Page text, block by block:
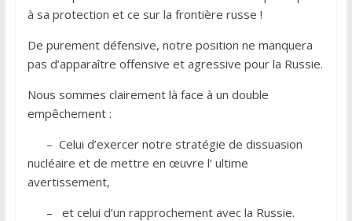
à sa protection et ce sur la frontière russe !
De purement défensive, notre position ne manquera
pas d’apparaître offensive et agressive pour la Russie.
Nous sommes clairement là face à un double
empêchement :
– Celui d’exercer notre stratégie de dissuasion
nucléaire et de mettre en œuvre l’ ultime
avertissement,
– et celui d’un rapprochement avec la Russie.